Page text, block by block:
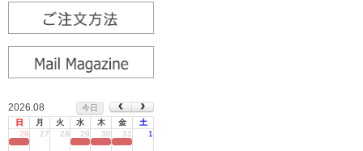
2026.08
今日
日
月 火 水 木 金
土
26
27 28 29 30 31 1